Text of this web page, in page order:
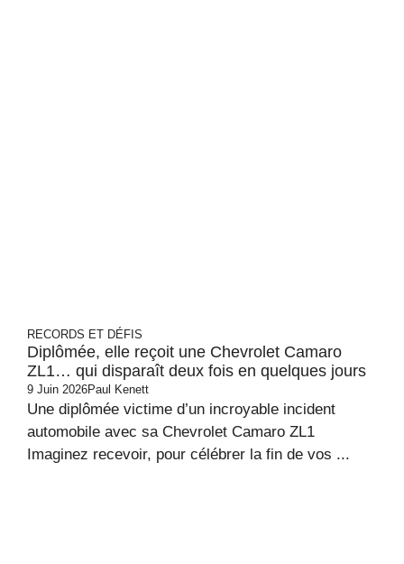
RECORDS ET DÉFIS
Diplômée, elle reçoit une Chevrolet Camaro
ZL1… qui disparaît deux fois en quelques jours
9 Juin 2026Paul Kenett
Une diplômée victime d’un incroyable incident
automobile avec sa Chevrolet Camaro ZL1
Imaginez recevoir, pour célébrer la fin de vos ...